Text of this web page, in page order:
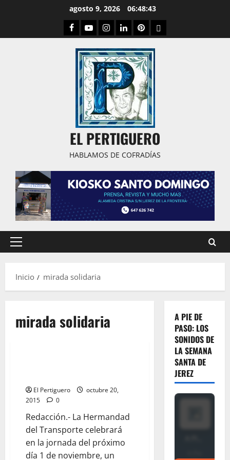
agosto 9, 2026 06:48:43
Facebook
YoutubeInstagram
LinkedPinterestDribbble
EL PERTIGUERO
HABLAMOS DE COFRADÍAS
Menú
Inicio
mirada solidaria
mirada solidaria
El Pertiguero
octubre 20,
2015
0
Redacción.- La Hermandad
del Transporte celebrará
en la jornada del próximo
día 1 de noviembre, un
A PIE DE
PASO: LOS
SONIDOS DE
LA SEMANA
SANTA DE
JEREZ